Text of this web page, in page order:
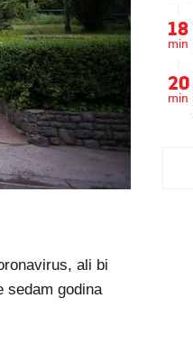
ali bi
sedam godina
18
min
20
min